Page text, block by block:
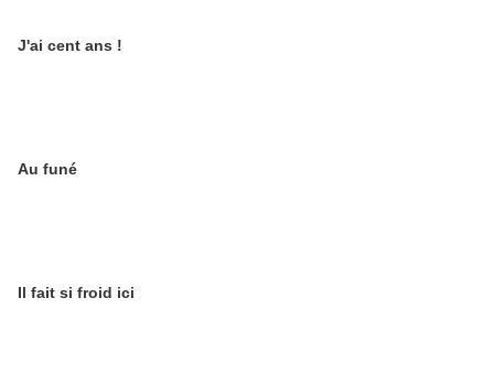
J'ai cent ans !
Au funé
Il fait si froid ici